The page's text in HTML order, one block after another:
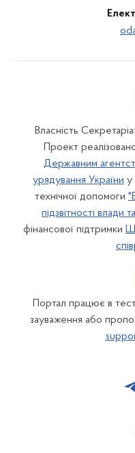
Власність
Проект
Державним
урядування України у
технічної допомоги
підзвітності влади
фінансової підтримки
Портал працює в
зауваження або